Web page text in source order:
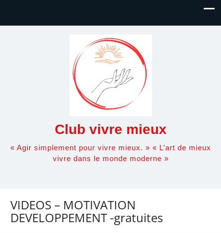
Club vivre mieux
« Agir simplement pour vivre mieux. » « L’art de mieux
vivre dans le monde moderne »
VIDEOS – MOTIVATION
DEVELOPPEMENT -gratuites